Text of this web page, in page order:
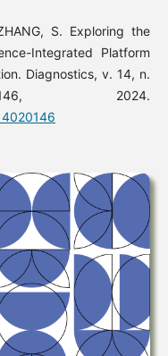
S. Exploring the
Integrated Platform
Diagnostics, v. 14, n.
2024.